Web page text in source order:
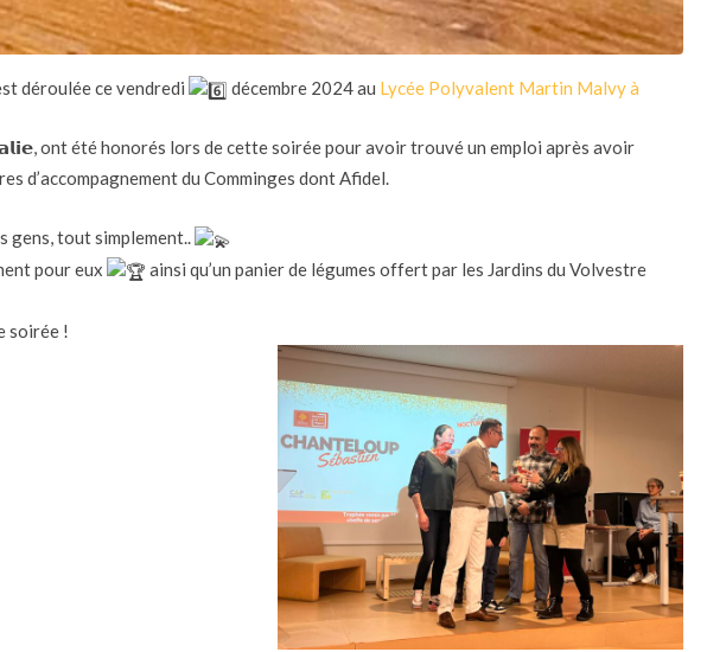
déroulée ce vendredi décembre 2024 au Lycée Polyvalent Martin Malvy à
ont été honorés lors de cette soirée pour avoir trouvé un emploi après avoir
d’accompagnement du Comminges dont Afidel.
gens, tout simplement..
pour eux
ainsi qu’un panier de légumes offert par les Jardins du Volvestre
soirée !